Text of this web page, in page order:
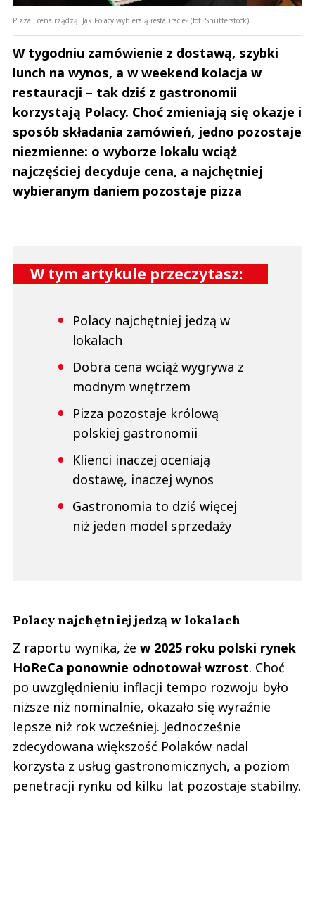
Pizza i cena rządzą. Jak Polacy wybierają restauracje? (fot. Shutterstock)
W tygodniu zamówienie z dostawą, szybki
lunch na wynos, a w weekend kolacja w
restauracji – tak dziś z gastronomii
korzystają Polacy. Choć zmieniają się okazje i
sposób składania zamówień, jedno pozostaje
niezmienne: o wyborze lokalu wciąż
najczęściej decyduje cena, a najchętniej
wybieranym daniem pozostaje pizza
W tym artykule przeczytasz:
Polacy najchętniej jedzą w
lokalach
Dobra cena wciąż wygrywa z
modnym wnętrzem
Pizza pozostaje królową
polskiej gastronomii
Klienci inaczej oceniają
dostawę, inaczej wynos
Gastronomia to dziś więcej
niż jeden model sprzedaży
Polacy najchętniej jedzą w lokalach
Z raportu wynika, że w 2025 roku polski rynek
HoReCa ponownie odnotował wzrost. Choć
po uwzględnieniu inflacji tempo rozwoju było
niższe niż nominalnie, okazało się wyraźnie
lepsze niż rok wcześniej. Jednocześnie
zdecydowana większość Polaków nadal
korzysta z usług gastronomicznych, a poziom
penetracji rynku od kilku lat pozostaje stabilny.